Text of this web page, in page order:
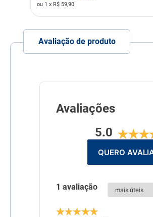
ou 1 x R$ 59,90
Avaliação de produto
Avaliações
5.0
QUERO
1 avaliação